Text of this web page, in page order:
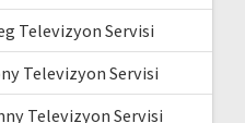
Televizyon Servisi
Televizyon Servisi
Televizyon Servisi